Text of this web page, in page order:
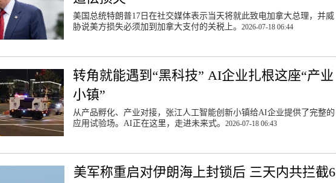
美国总统特朗普17日在社交媒体表示当天将就此致电加拿大总理，并威
胁说美方损失必须加到加拿大支付的关税上。2026-07-18 06:44
转角就能遇到“黑科技” AI企业扎根这座“产业
小镇”
从产品孵化、产业对接，张江人工智能创新小镇给AI企业提供了完整的
应用试验场。AI正在这里，走进未来式。2026-07-18 06:43
美军称重启对伊朗海上封锁后 三天内共拦截6